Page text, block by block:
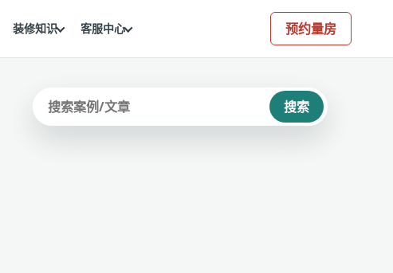
装修知识 客服中心 预约量房
站内搜索
搜索